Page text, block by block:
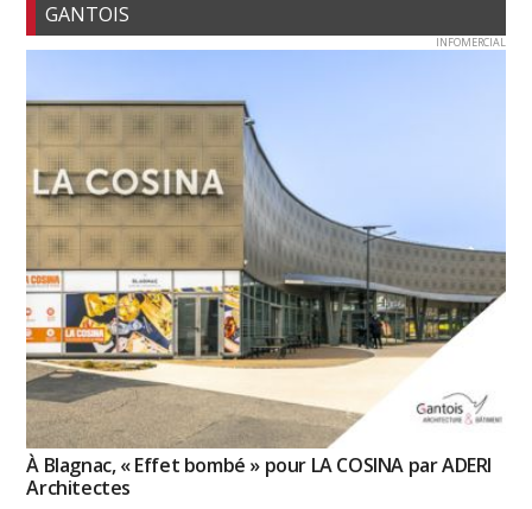
GANTOIS
INFOMERCIAL
À Blagnac, « Effet bombé » pour LA COSINA par ADERI
Architectes